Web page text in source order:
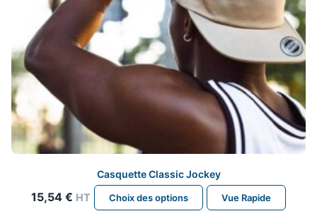
du
produit
Casquette Classic Jockey
15,54 € HT Choix des options
Ce
produit
Vue Rapide